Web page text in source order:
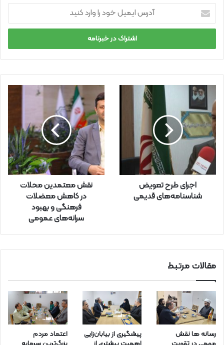
ر
ا
ی
خ
و
د
ر
ا
و
ر
اجرای طرح تعویض
شناسنامه‌های قدیمی
نقش معتمدین محلات
در کاهش معضلات
فرهنگی و بهبود
سرانه‌های عمومی
مقالات مرتبط
رسانه ها نقش
پیشگیری از بیابان‌زایی
اعتماد مردم